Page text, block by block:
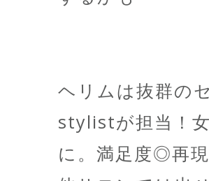
ヘリムは抜群の
stylistが担当！
に。満足度◎再